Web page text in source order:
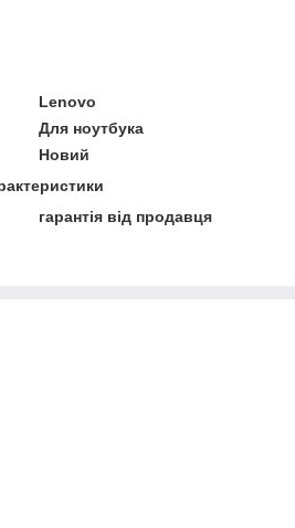
Lenovo
Для ноутбука
Новий
гарантія від продавця